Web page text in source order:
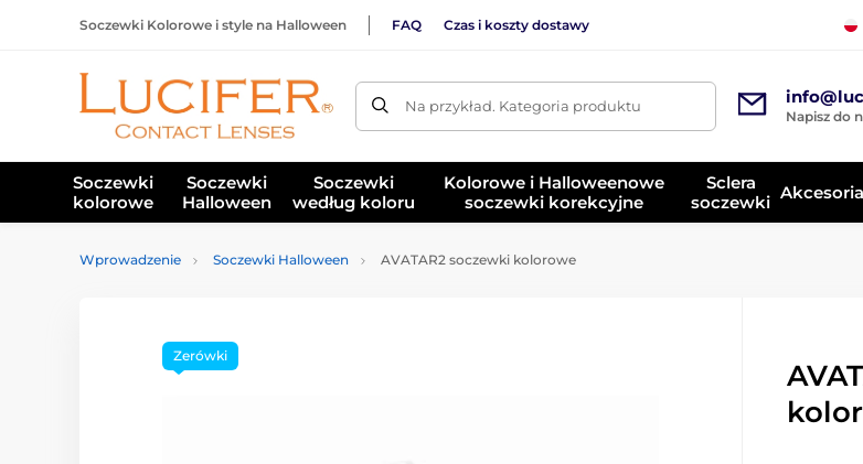
Soczewki Kolorowe i style na Halloween FAQ Czas i koszty dostawy
Na przykład. Kategoria produktu
Napisz do
Soczewki
kolorowe
Soczewki
Halloween
Soczewki
według koloru
Kolorowe i Halloweenowe
soczewki korekcyjne
Sclera
soczewki Akcesoria
Wprowadzenie Soczewki Halloween AVATAR2 soczewki kolorowe
Zerówki